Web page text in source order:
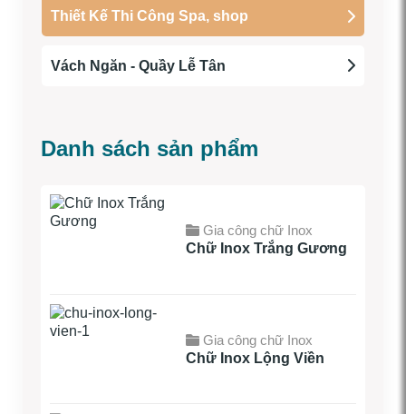
Thiết Kế Thi Công Spa, shop
Vách Ngăn - Quầy Lễ Tân
Danh sách sản phẩm
Gia công chữ Inox
Chữ Inox Trắng Gương
Gia công chữ Inox
Chữ Inox Lộng Viền